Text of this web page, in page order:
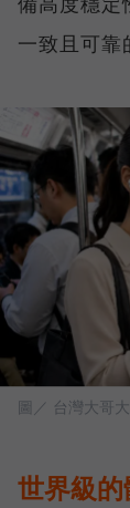
一致且可靠
圖／ 台灣大哥大
世界級